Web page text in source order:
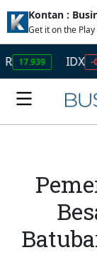
Kontan :
Get it on the
IDX -0.12%